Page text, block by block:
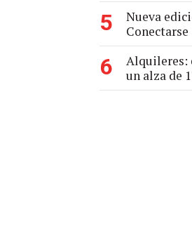
5
Nueva
Conectarse
6
Alquileres:
un alza de